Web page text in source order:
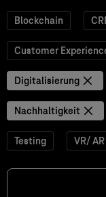
Blockchain
Customer
Digitalisierung
Nachhaltigkeit
Testing VR/ AR